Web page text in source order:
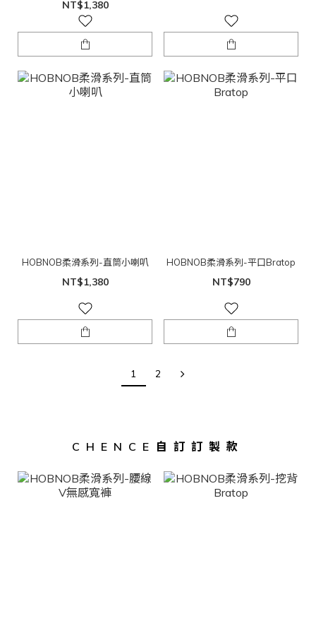
NT$1,380
HOBNOB柔滑系列-直筒小喇叭
NT$1,380
HOBNOB柔滑系列-平口Bratop
NT$790
1 2
CHENCE自訂訂製款